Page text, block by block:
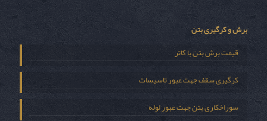
برش و کرگیری بتن
قیمت برش بتن با کاتر
کرگیری سقف جهت عبور تاسیسات
سوراخکاری بتن جهت عبور لوله